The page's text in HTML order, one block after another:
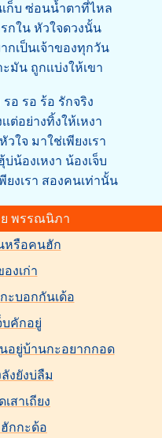
ก็บ ซ่อนน้ำตาที่ไหล
กใน หัวใจดวงนั้น
เป็นเจ้าของทุกวัน
มัน ถูกเเบ่งให้เขา
รอ รอ ร้อ รักจริง
เต่อย่างทิ้งให้เหงา
ใจ มาใช่เพียงเรา
น้องเหงา น้องเจ็บ
ยงเรา สองคนเท่านั้น
ย พรรณนิภา
หรือคนฮัก
งเก่า
ะบอกกันเด้อ
บคักอยู่
อยู่บ้านกะอยากกอด
งยังบ่ลืม
สาเถียง
กกะด้อ